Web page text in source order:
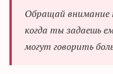
Обращай внимание
когда ты задаешь
могут говорить